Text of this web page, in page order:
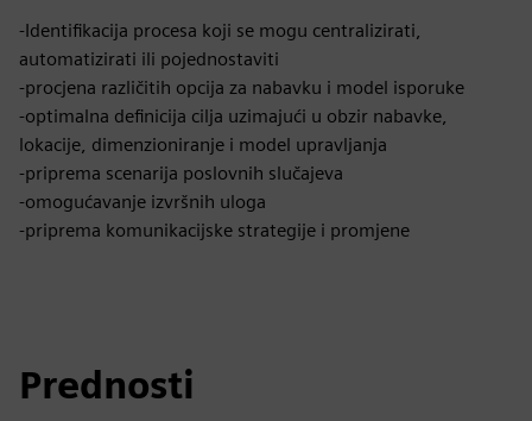
-Identifikacija procesa koji se mogu centralizirati,
automatizirati ili pojednostaviti
-procjena različitih opcija za nabavku i model isporuke
-optimalna definicija cilja uzimajući u obzir nabavke,
lokacije, dimenzioniranje i model upravljanja
-priprema scenarija poslovnih slučajeva
-omogućavanje izvršnih uloga
-priprema komunikacijske strategije i promjene
Prednosti